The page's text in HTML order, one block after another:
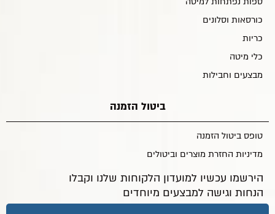
כורסאות וסלונים
כריות
כלי מיטה
מבצעים וחבילות
ביטול הזמנה
טופס ביטול הזמנה
מדיניות החזרת מוצרים וביטולים
הירשמו עכשיו למועדון הלקוחות שלנו וקבלו
הנחות וגישה למבצעים מיוחדים